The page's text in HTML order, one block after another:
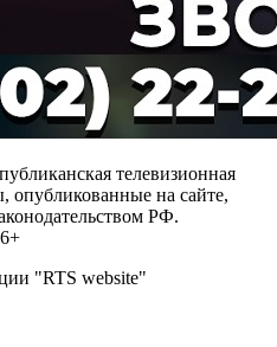
телевизионная
опубликованные на сайте,
РФ.
"RTS website"